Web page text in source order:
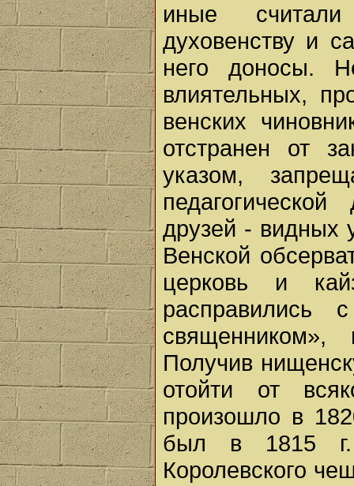
иные
духовенству и
него доносы.
влиятельных,
венских
отстранен от
указом,
друзей - видных
Венской
церковь и
Получив
отойти от
произошло в
был в 1815 г.
Королевского